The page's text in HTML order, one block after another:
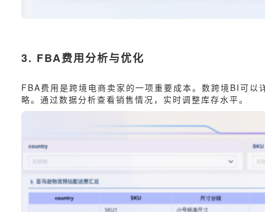
3. FBA费用分析与优化
FBA费用是跨境电商卖家的一项重要成本。数跨境BI可
略。通过数据分析查看销售情况，实时调整库存水平。